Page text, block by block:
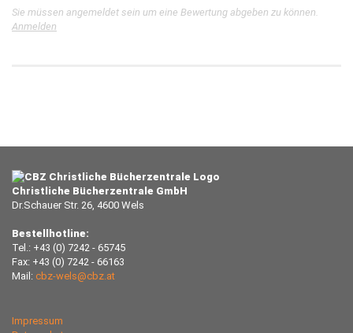
Sie müssen angemeldet sein um eine Bewertung abgeben zu können.
Anmelden
Christliche Bücherzentrale GmbH
Dr.Schauer Str. 26, 4600 Wels
Bestellhotline:
Tel.: +43 (0) 7242 - 65745
Fax: +43 (0) 7242 - 66163
Mail: cbz-wels@cbz.at
Impressum